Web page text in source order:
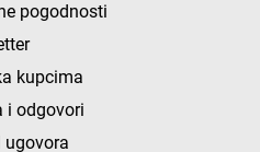
pogodnosti
kupcima
i odgovori
ugovora